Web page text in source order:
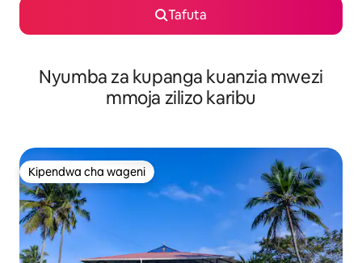
Tafuta
Nyumba za kupanga kuanzia mwezi
mmoja zilizo karibu
Kipendwa cha wageni
Kipendwa cha wageni